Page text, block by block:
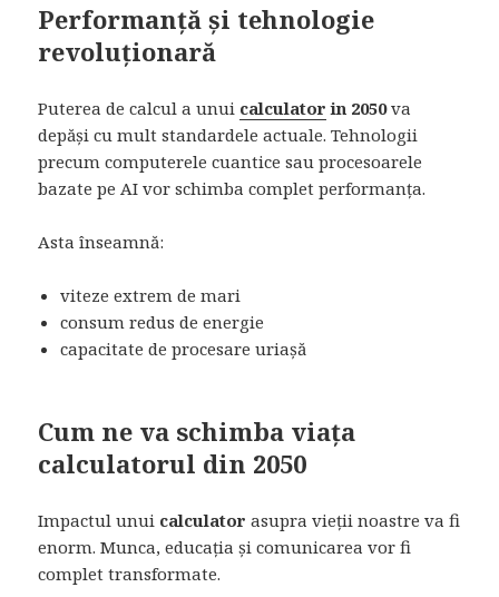
Performanță și tehnologie
revoluționară
Puterea de calcul a unui calculator in 2050va
depăși cu mult standardele actuale. Tehnologii
precum computerele cuantice sau procesoarele
bazate pe AI vor schimba complet performanța.
Asta înseamnă:
viteze extrem de mari
consum redus de energie
capacitate de procesare uriașă
Cum ne va schimba viața
calculatorul din 2050
Impactul unui calculator asupra vieții noastre va fi
enorm. Munca, educația și comunicarea vor fi
complet transformate.